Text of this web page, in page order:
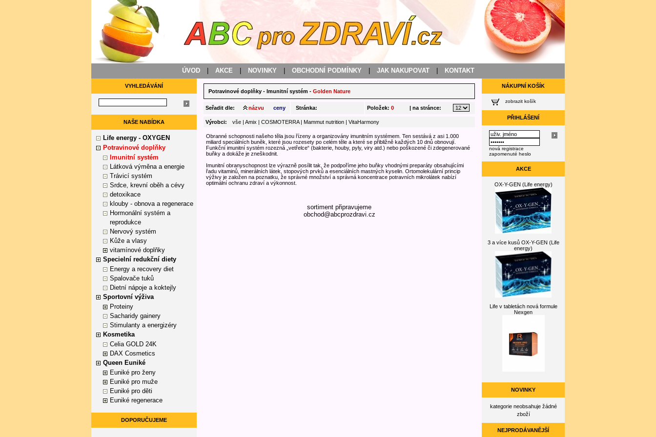
ÚVOD AKCE NOVINKY OBCHODNÍ PODMÍNKY JAK NAKUPOVAT KONTAKT
VYHLEDÁVÁNÍ
NAŠE NABÍDKA
Life energy - OXYGEN
Potravinové doplňky
Imunitní systém
Látková výměna a energie
Trávicí systém
Srdce, krevní oběh a cévy
detoxikace
klouby - obnova a regenerace
Hormonální systém a
reprodukce
Nervový systém
Kůže a vlasy
vitamínové doplňky
Specielní redukční diety
Energy a recovery diet
Spalovače tuků
Dietní nápoje a koktejly
Sportovní výživa
Proteiny
Sacharidy gainery
Stimulanty a energizéry
Kosmetika
Celia GOLD 24K
DAX Cosmetics
Queen Euniké
Euniké pro ženy
Euniké pro muže
Euniké pro děti
Euniké regenerace
DOPORUČUJEME
Potravinové doplňky - Imunitní systém - Golden Nature
Seřadit dle: názvu ceny Stránka: Položek: 0 | na stránce:
Výrobci: vše | Amix | COSMOTERRA| Mammut nutrition | VitaHarmony
Obranné schopnosti našeho těla jsou řízeny a organizovány imunitním systémem. Ten sestává z asi 1.000
miliard speciálních buněk, které jsou rozesety po celém těle a které se přibližně každých 10 dnů obnovují.
Funkční imunitní systém rozezná „vetřelce“ (bakterie, houby, pyly, viry atd.) nebo poškozené či zdegenerované
buňky a dokáže je zneškodnit.
Imunitní obranyschopnost lze výrazně posílit tak, že podpoříme jeho buňky vhodnými preparáty obsahujícími
řadu vitaminů, minerálních látek, stopových prvků a esenciálních mastných kyselin. Ortomolekulární princip
výživy je založen na poznatku, že správné množství a správná koncentrace potravních mikrolátek nabízí
optimální ochranu zdraví a výkonnost.
sortiment připravujeme
obchod@abcprozdravi.cz
NÁKUPNÍ KOŠÍK
zobrazit košík
PŘIHLÁŠENÍ
nová registrace
zapomenuté heslo
AKCE
OX-Y-GEN (Life energy)
3 a více kusů OX-Y-GEN (Life
energy)
Life v tabletách nová formule
Nexgen
NOVINKY
kategorie neobsahuje žádné
zboží
NEJPRODÁVANĚJŠÍ